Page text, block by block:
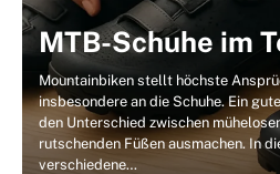
MTB-Schuhe im
Mountainbiken stellt höchste
insbesondere an die Schuhe. Ein
den Unterschied zwischen
rutschenden Füßen ausmachen. In
verschiedene…